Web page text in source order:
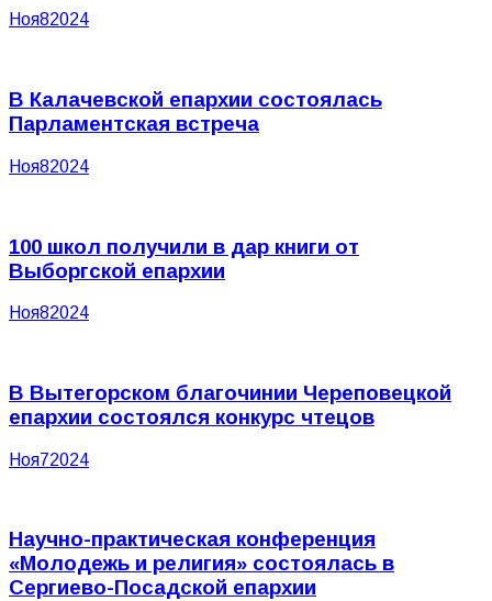
Ноя82024
В Калачевской епархии состоялась
Парламентская встреча
Ноя82024
100 школ получили в дар книги от
Выборгской епархии
Ноя82024
В Вытегорском благочинии Череповецкой
епархии состоялся конкурс чтецов
Ноя72024
Научно-практическая конференция
«Молодежь и религия» состоялась в
Сергиево-Посадской епархии